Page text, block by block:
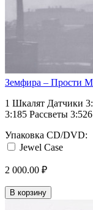
Земфира – Прости
1 Шкалят Датчики
3:185 Рассветы
Упаковка CD/DVD:
Jewel Case
2 000.00 ₽
В корзину